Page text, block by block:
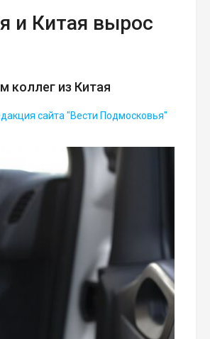
и Китая вырос
коллег из Китая
сайта "Вести Подмосковья"